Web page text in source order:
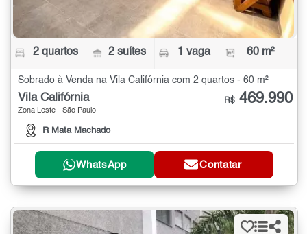
2 quartos 2 suítes 1 vaga 60 m²
Sobrado à Venda na Vila Califórnia com 2 quartos - 60 m²
Vila Califórnia
Zona Leste - São Paulo
R Mata Machado
R$ 469.990
WhatsApp Contatar